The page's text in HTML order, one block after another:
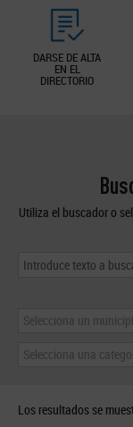
DARSE DE ALTA
EN EL
DIRECTORIO
Utiliza el buscador o
Selecciona un
Selecciona una
Los resultados se